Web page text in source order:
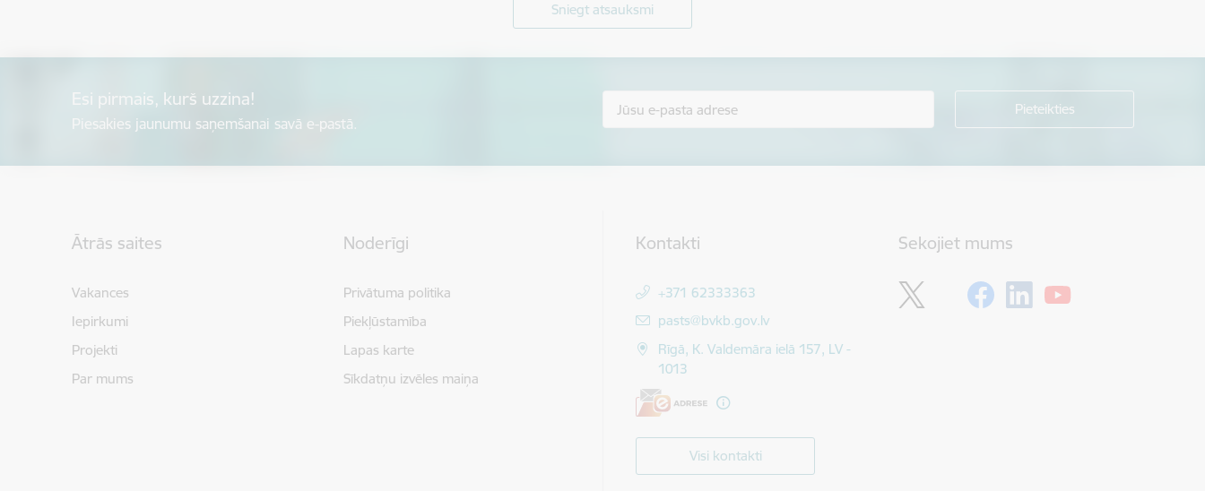
Sniegt atsauksmi
Esi pirmais, kurš uzzina!
Piesakies jaunumu saņemšanai savā e-pastā.
Ātrās saites
Vakances
Iepirkumi
Projekti
Par mums
Noderīgi
Privātuma politika
Piekļūstamība
Lapas karte
Sīkdatņu izvēles maiņa
Kontakti
+371 62333363
E-pasts:
pasts@bvkb.gov.lv
Rīgā, K. Valdemāra ielā 157, LV -
1013
Visi kontakti
Sekojiet mums